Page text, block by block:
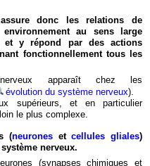
donc les relations de
au sens large
et y répond par des actions
fonctionnellement tous les
apparaît chez les
évolution du système nerveux).
supérieurs, et en particulier
le plus complexe.
(neuronesetcellules gliales)
nerveux.
(synapses chimiques et